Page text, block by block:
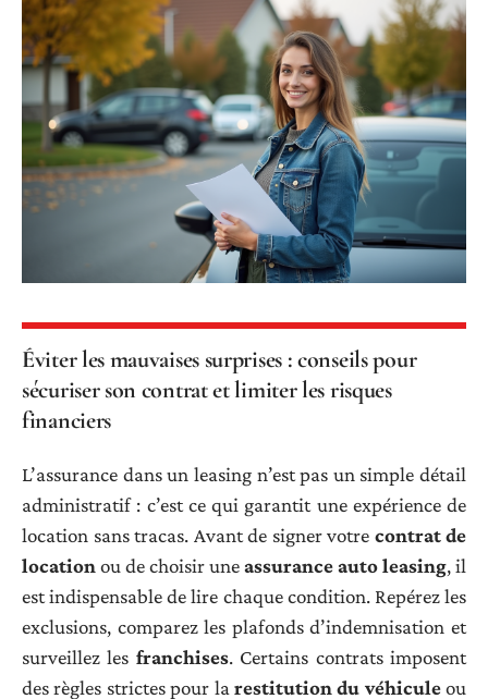
Éviter les mauvaises surprises : conseils pour
sécuriser son contrat et limiter les risques
financiers
L’assurance dans un leasing n’est pas un simple détail
administratif : c’est ce qui garantit une expérience de
location sans tracas. Avant de signer votre contrat de
locationou de choisir uneassurance auto leasing, il
est indispensable de lire chaque condition. Repérez les
exclusions, comparez les plafonds d’indemnisation et
surveillez les franchises. Certains contrats imposent
des règles strictes pour larestitution du véhiculeou